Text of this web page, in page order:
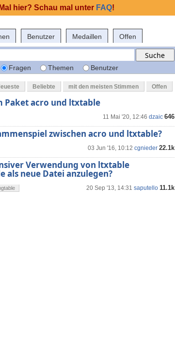
Benutzer Medaillen Offen
Fragen Themen Benutzer
Beliebte mit den meisten Stimmen Offen
Paket acro und ltxtable
11 Mai '20, 12:46 dzaic 646
zwischen acro und ltxtable?
03 Jun '16, 10:12 cgnieder 22.1k
Verwendung von ltxtable
als neue Datei anzulegen?
20 Sep '13, 14:31 saputello 11.1k
hier? Schau mal unter FAQ!